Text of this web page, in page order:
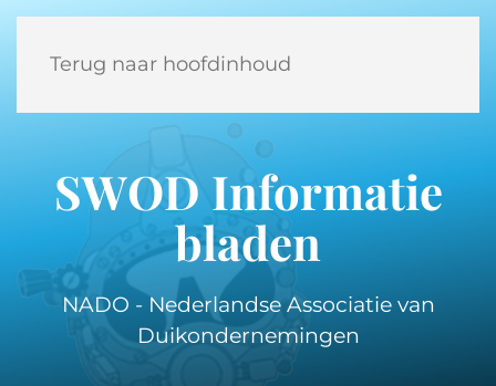
Terug naar hoofdinhoud
SWOD Informatie
bladen
NADO - Nederlandse Associatie van
Duikondernemingen